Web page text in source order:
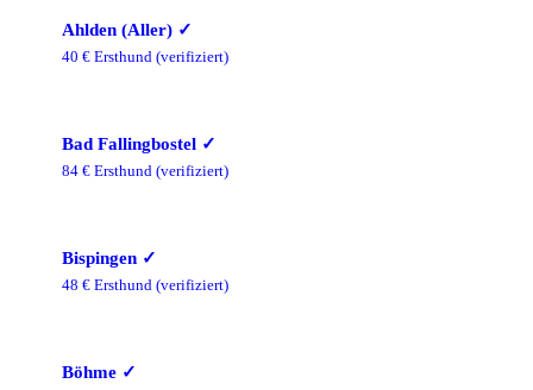
Ahlden (Aller) ✓
40 € Ersthund (verifiziert)
Bad Fallingbostel ✓
84 € Ersthund (verifiziert)
Bispingen ✓
48 € Ersthund (verifiziert)
Böhme ✓